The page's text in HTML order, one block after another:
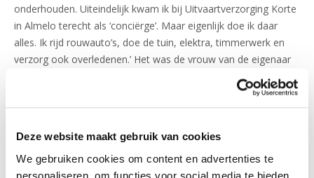
Deze website maakt gebruik van cookies
We gebruiken cookies om content en advertenties te
personaliseren, om functies voor social media te bieden
onderhouden. Uiteindelijk kwam ik bij Uitvaartverzorging Korte
in Almelo terecht als ‘conciërge’. Maar eigenlijk doe ik daar
alles. Ik rijd rouwauto’s, doe de tuin, elektra, timmerwerk en
verzorg ook overledenen.’ Het was de vrouw van de eigenaar
Bjorn: ‘Het leek haar goed dat ik nog breder inzetbaar zou zijn.
schakelingen had ik geen kaas gegeten.’